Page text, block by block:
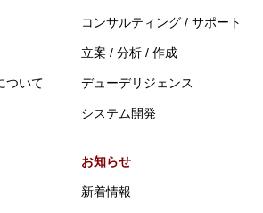
ついて
コンサルティング / サポート
立案 / 分析 / 作成
デューデリジェンス
システム開発
お知らせ
新着情報